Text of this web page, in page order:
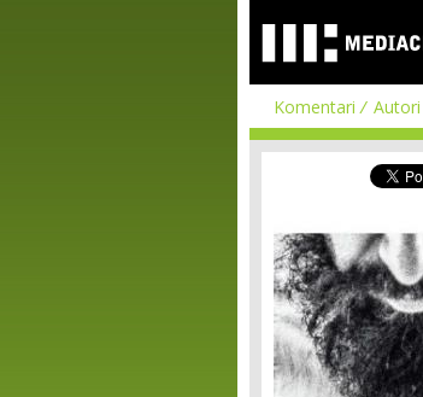
Komentari Autori